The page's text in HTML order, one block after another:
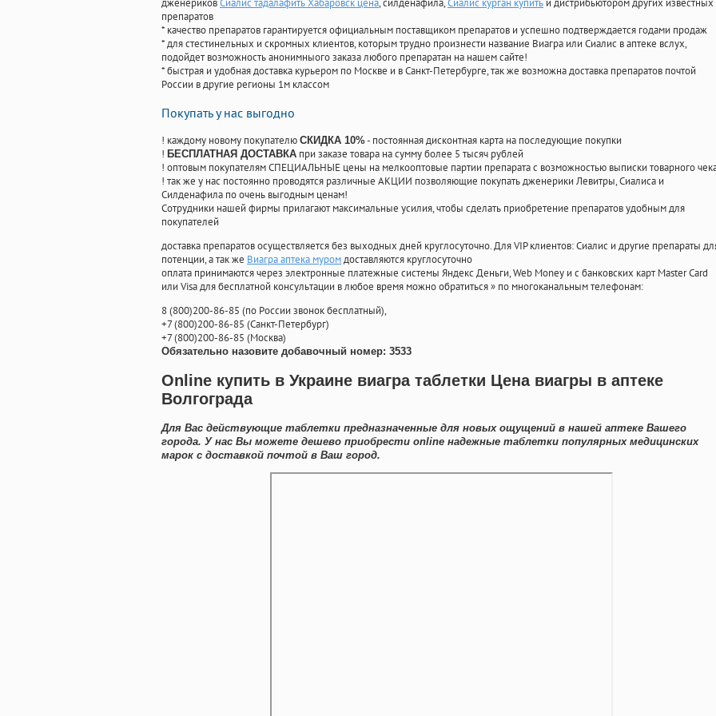
дженериковСиалис тадалафить Хабаровск цена, силденафила,Сиалис курган купить и дистрибьютором других известных
препаратов
* качество препаратов гарантируется официальным поставщиком препаратов и успешно подтверждается годами продаж
* для стестинельных и скромных клиентов, которым трудно произнести название Виагра или Сиалис в аптеке вслух,
подойдет возможность анонимныого заказа любого препаратан на нашем сайте!
* быстрая и удобная доставка курьером по Москве и в Санкт-Петербурге, так же возможна доставка препаратов почтой
России в другие регионы 1м классом
Покупать у нас выгодно
! каждому новому покупателю СКИДКА 10%- постоянная дисконтная карта на последующие покупки
! БЕСПЛАТНАЯ ДОСТАВКА при заказе товара на сумму более 5 тысяч рублей
! оптовым покупателям СПЕЦИАЛЬНЫЕ цены на мелкооптовые партии препарата с возможностью выписки товарного
! так же у нас постоянно проводятся различные АКЦИИ позволяющие покупать дженерики Левитры, Сиалиса и
Силденафила по очень выгодным ценам!
Cотрудники нашей фирмы прилагают максимальные усилия, чтобы сделать приобретение препаратов удобным для
покупателей
доставка препаратов осуществляется без выходных дней круглосуточно. Для VIP клиентов: Сиалис и другие препараты
потенции, а так же Виагра аптека муромдоставляются круглосуточно
оплата принимаются через электронные платежные системы Яндекс Деньги, Web Money и с банковских карт Master Card
или Visa для бесплатной консультации в любое время можно обратиться» по многоканальным телефонам:
8(800)200-86-85 (по России звонок бесплатный),
+7(800)200-86-85 (Санкт-Петербург)
+7(800)200-86-85 (Москва)
Обязательно назовите добавочный номер: 3533
Online купить в Украине виагра таблетки Цена виагры в аптеке
Волгограда
Для Вас действующие таблетки предназначенные для новых ощущений в нашей аптеке Вашего
города. У нас Вы можете дешево приобрести online надежные таблетки популярных медицинских
марок с доставкой почтой в Ваш город.